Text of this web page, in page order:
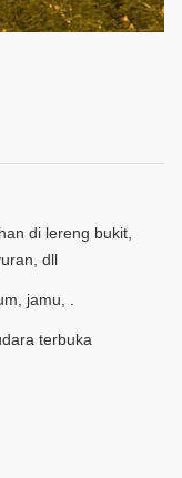
di lereng bukit,
dll
jamu, .
terbuka